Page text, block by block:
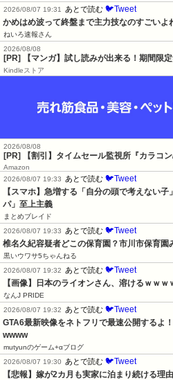
2026/08/07 19:31
あとで読む 🐦Tweet
かめはめ波って終盤まで主力技なのすごいよ
ねいろ速報さん
2026/08/08
[PR] 【マンガ】試し読みが出来る！期間限
Kindleストア
2026/08/08
[PR] 【割引】タイムセール監視所『カラコン
Amazon
2026/08/07 19:33
あとで読む 🐦Tweet
【スマホ】急増する「自分の頭で考えない
パ」至上主義
まとめブレイド
2026/08/07 19:33
あとで読む 🐦Tweet
椎名久紀容疑者どこの保育園？市川市保育
黒いウワサ5ちゃんねる
2026/08/07 19:32
あとで読む 🐦Tweet
【画像】日本のライオンさん、溶けるｗｗ
なんJ PRIDE
2026/08/07 19:32
あとで読む 🐦Tweet
GTA6最新映像をネトフリで最速公開する
wwww
mutyunのゲーム+αブログ
2026/08/07 19:30
あとで読む 🐦Tweet
【悲報】嫁が2カ月も実家に泊まり続ける理